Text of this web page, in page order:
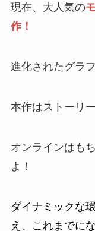
現在、大人気の
作！
進化されたグラ
本作はストーリ
オンラインはも
よ！
ダイナミックな
え、これまでに